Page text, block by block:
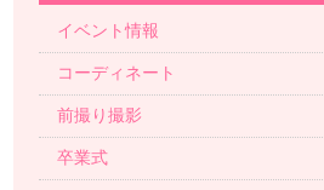
イベント情報
コーディネート
前撮り撮影
卒業式